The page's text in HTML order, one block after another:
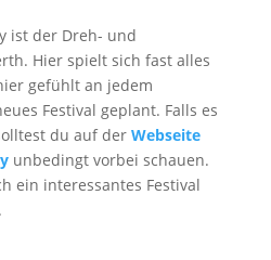
ist der Dreh- und
Hier spielt sich fast alles
gefühlt an jedem
Festival geplant. Falls es
du auf der Webseite
unbedingt vorbei schauen.
ein interessantes Festival